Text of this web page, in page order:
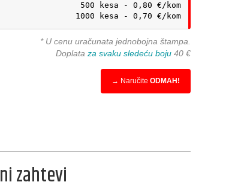
500 kesa - 0,80 €/kom
1000 kesa - 0,70 €/kom
* U cenu uračunata jednobojna štampa.
Doplata za svaku sledeću boju40 €
→ Naručite ODMAH!
zahtevi